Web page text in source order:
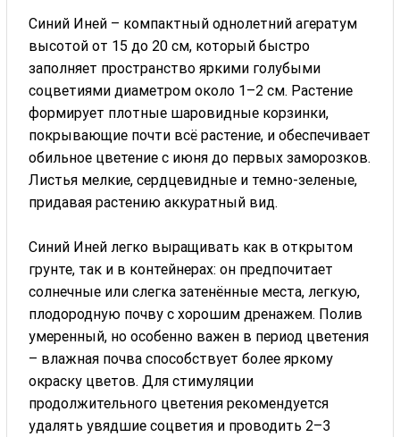
Синий Иней – компактный однолетний агератум
высотой от 15 до 20 см, который быстро
заполняет пространство яркими голубыми
соцветиями диаметром около 1–2 см. Растение
формирует плотные шаровидные корзинки,
покрывающие почти всё растение, и обеспечивает
обильное цветение с июня до первых заморозков.
Листья мелкие, сердцевидные и темно-зеленые,
придавая растению аккуратный вид.
Синий Иней легко выращивать как в открытом
грунте, так и в контейнерах: он предпочитает
солнечные или слегка затенённые места, легкую,
плодородную почву с хорошим дренажем. Полив
умеренный, но особенно важен в период цветения
– влажная почва способствует более яркому
окраску цветов. Для стимуляции
продолжительного цветения рекомендуется
удалять увядшие соцветия и проводить 2–3